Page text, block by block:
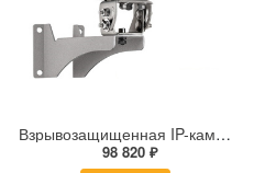
Взрывозащищенная IP-камера Релион Релион-Exd-Н-100-ИК-IP5Мп3.6mm-PoE-МК-TR
98 820 ₽